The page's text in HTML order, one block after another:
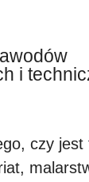
i
czy jest